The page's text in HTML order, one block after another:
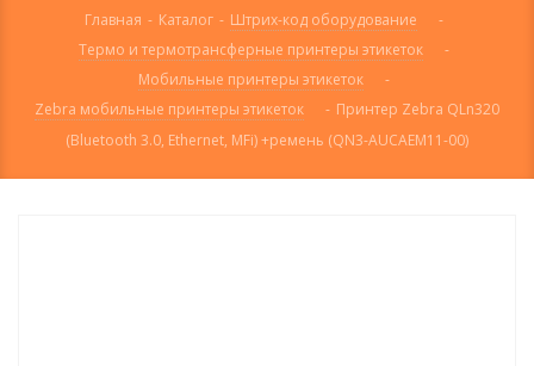
Главная - Каталог - Штрих-код оборудование
-
Термо и термотрансферные принтеры этикеток
-
Мобильные принтеры этикеток
-
Zebra мобильные принтеры этикеток
- Принтер Zebra QLn320
(Bluetooth 3.0, Ethernet, MFi) +ремень (QN3-AUCAEM11-00)